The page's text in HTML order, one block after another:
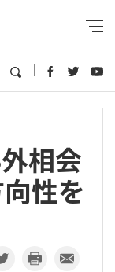
相会
性を